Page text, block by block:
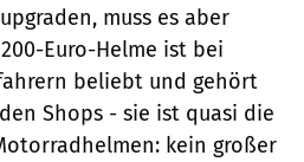
muss es aber
Euro-Helme ist bei
beliebt und gehört
Shops - sie ist quasi die
kein großer